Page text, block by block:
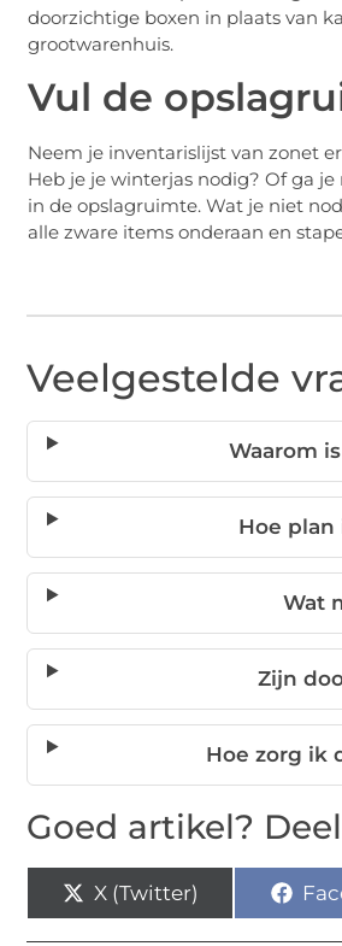
doorzichtige boxen in plaats van
grootwarenhuis.
Vul de
Neem je inventarislijst van zonet
Heb je je winterjas nodig? Of ga
in de opslagruimte. Wat je niet
alle zware items onderaan en
Veelgestelde
Waarom
Hoe
Wat
Zijn
Hoe zorg ik
Goed artikel?
X (Twitter)